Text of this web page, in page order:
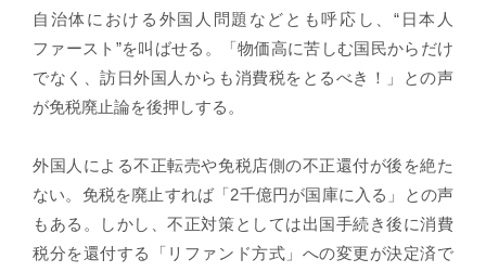
自治体における外国人問題などとも呼応し、“日本人
ファースト”を叫ばせる。「物価高に苦しむ国民からだけ
でなく、訪日外国人からも消費税をとるべき！」との声
が免税廃止論を後押しする。
外国人による不正転売や免税店側の不正還付が後を絶た
ない。免税を廃止すれば「2千億円が国庫に入る」との声
もある。しかし、不正対策としては出国手続き後に消費
税分を還付する「リファンド方式」への変更が決定済で